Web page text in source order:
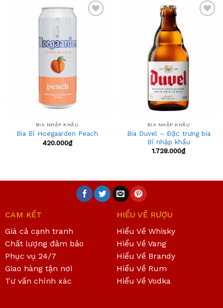
BIA NHẬP KHẨU
Bia Bỉ Hoegaarden Peach
420.000₫
BIA NHẬP KHẨU
Bia Duvel – Đặc trưng bia
Bỉ nhập khẩu
1.728.000₫
CAM KẾT
Giá cả cạnh tranh
Chất lượng đảm bảo
Phục vụ 24/7
Giao hàng tận nơi
Tư vấn chính xác
HIỂU VỀ RƯỢU
Hiểu Về Whisky
Hiểu Về Vang
Hiểu Về Brandy
Hiểu Về Rum
Hiểu Về Vodka